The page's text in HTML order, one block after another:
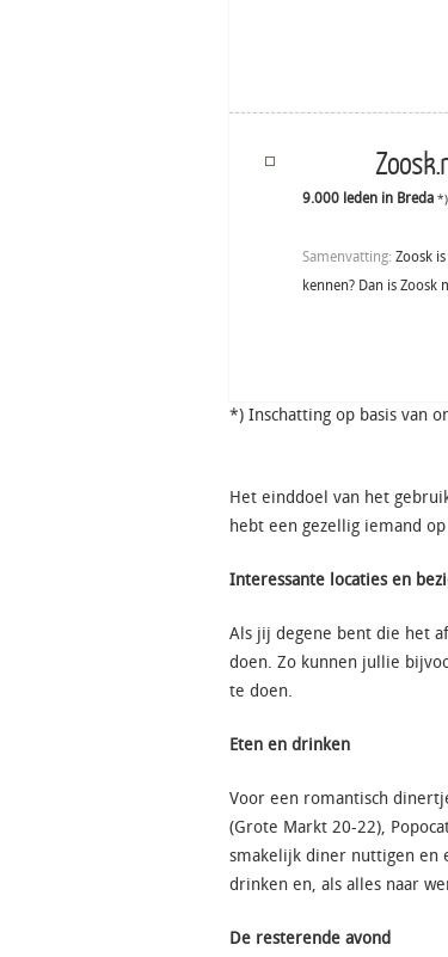
9.000 leden in Breda *)
Samenvatting: Zoosk
kennen? Dan is
*) Inschatting op basis van
Het einddoel van het
hebt een gezellig iemand
Interessante locaties en
Als jij degene bent die het
doen. Zo kunnen jullie
te doen.
Eten en drinken
Voor een romantisch
(Grote Markt 20-22),
smakelijk diner nuttigen en
drinken en, als alles naar
De resterende avond